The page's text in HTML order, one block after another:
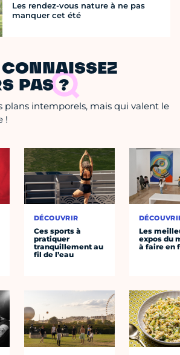
Les rendez-vous nature à ne pas
manquer cet été
PAS ?
plans intemporels, mais qui valent le
!
DÉCOUVRIR
Ces sports à
pratiquer
tranquillement au
fil de l’eau
Les
expos du
à faire en